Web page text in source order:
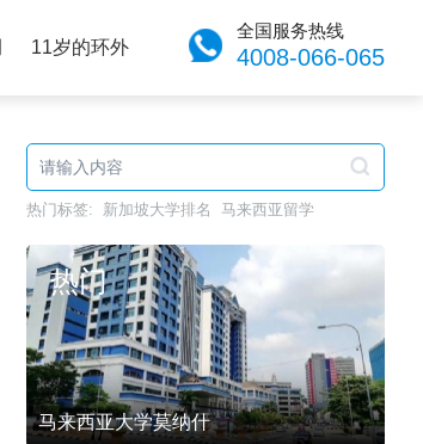
11岁的环外
全国服务热线
4008-066-065
热门标签: 新加坡大学排名 马来西亚留学
热门
马来西亚大学莫纳什